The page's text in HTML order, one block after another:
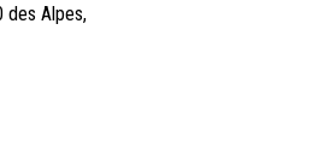
des Alpes,